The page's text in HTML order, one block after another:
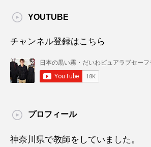
YOUTUBE
チャンネル登録はこちら
プロフィール
神奈川県で教師をしていました。